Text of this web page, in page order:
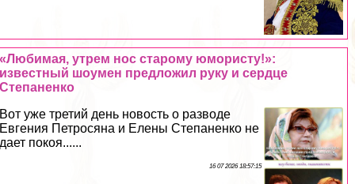
«Любимая, утрем нос старому юмористу!»:
известный шоумен предложил руку и сердце
Степаненко
Вот уже третий день новость о разводе
Евгения Петросяна и Елены Степаненко не
дает покоя......
16 07 2026 18:57:15